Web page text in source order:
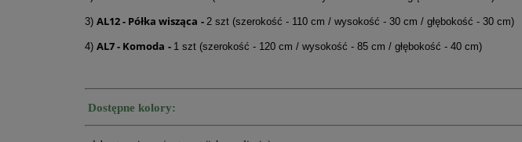
3) AL12 - Półka wisząca - 2 szt (szerokość - 110 cm / wysokość - 30 cm / głębokość - 30 cm)
4) AL7 - Komoda - 1 szt (szerokość - 120 cm / wysokość - 85 cm / głębokość - 40 cm)
Dostępne kolory: